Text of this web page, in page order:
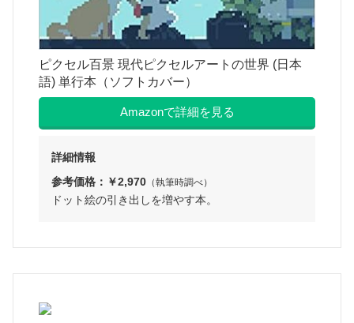
ピクセル百景 現代ピクセルアートの世界 (日本
語) 単行本（ソフトカバー）
Amazonで詳細を見る
詳細情報
参考価格：￥2,970 （執筆時調べ）
ドット絵の引き出しを増やす本。